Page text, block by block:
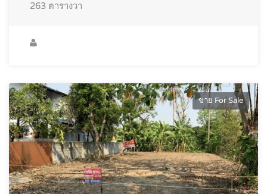
263 ตารางวา
ขาย For Sale